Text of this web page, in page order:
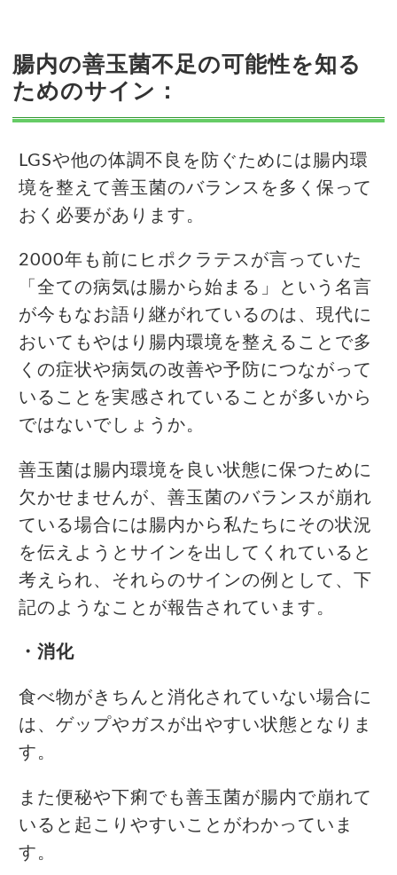
腸内の善玉菌不足の可能性を知る
ためのサイン：
LGSや他の体調不良を防ぐためには腸内環
境を整えて善玉菌のバランスを多く保って
おく必要があります。
2000年も前にヒポクラテスが言っていた
「全ての病気は腸から始まる」という名言
が今もなお語り継がれているのは、現代に
おいてもやはり腸内環境を整えることで多
くの症状や病気の改善や予防につながって
いることを実感されていることが多いから
ではないでしょうか。
善玉菌は腸内環境を良い状態に保つために
欠かせませんが、善玉菌のバランスが崩れ
ている場合には腸内から私たちにその状況
を伝えようとサインを出してくれていると
考えられ、それらのサインの例として、下
記のようなことが報告されています。
・消化
食べ物がきちんと消化されていない場合に
は、ゲップやガスが出やすい状態となりま
す。
また便秘や下痢でも善玉菌が腸内で崩れて
いると起こりやすいことがわかっていま
す。